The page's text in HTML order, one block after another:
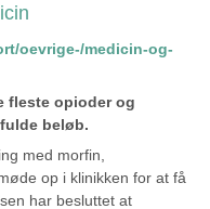
oevrige-/medicin-og-
fleste opioder og
beløb.
med morfin,
op i klinikken for at få
har besluttet at